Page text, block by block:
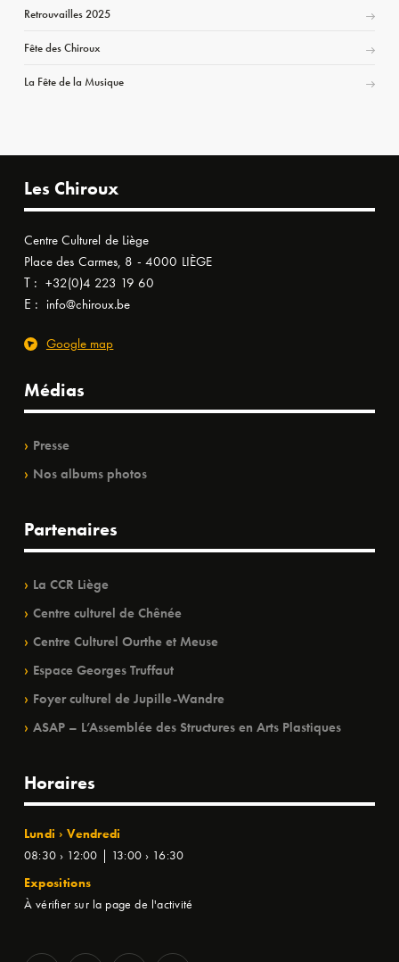
Retrouvailles 2025
Fête des Chiroux
La Fête de la Musique
Les Chiroux
Centre Culturel de Liège
Place des Carmes, 8 - 4000 LIÈGE
T : +32(0)4 223 19 60
E : info@chiroux.be
Google map
Médias
Presse
Nos albums photos
Partenaires
La CCR Liège
Centre culturel de Chênée
Centre Culturel Ourthe et Meuse
Espace Georges Truffaut
Foyer culturel de Jupille-Wandre
ASAP – L’Assemblée des Structures en Arts Plastiques
Horaires
Lundi › Vendredi
08:30 › 12:00 | 13:00 › 16:30
Expositions
À vérifier sur la page de l'activité